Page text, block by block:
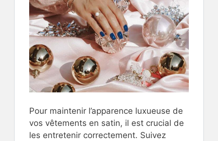
Pour maintenir l’apparence luxueuse de
vos vêtements en satin, il est crucial de
les entretenir correctement. Suivez